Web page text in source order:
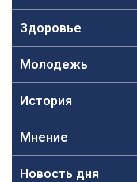
Здоровье
Молодежь
История
Мнение
Новость дня